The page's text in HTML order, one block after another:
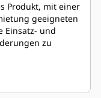
Produkt, mit einer
geeigneten
Einsatz- und
zu